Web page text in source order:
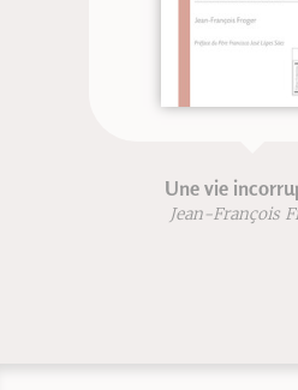
Une vie incorruptible
Jean-François Froger